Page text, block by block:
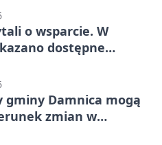
o wsparcie. W
dostępne
gminy Damnica mogą
zmian w